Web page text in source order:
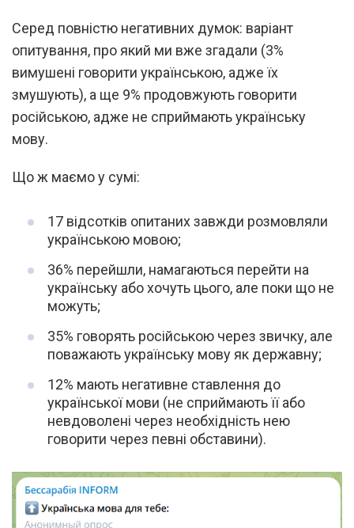
Серед повністю негативних думок: варіант
опитування, про який ми вже згадали (3%
вимушені говорити українською, адже їх
змушують), а ще 9% продовжують говорити
російською, адже не сприймають українську
мову.
Що ж маємо у сумі:
17 відсотків опитаних завжди розмовляли
українською мовою;
36% перейшли, намагаються перейти на
українську або хочуть цього, але поки що не
можуть;
35% говорять російською через звичку, але
поважають українську мову як державну;
12% мають негативне ставлення до
української мови (не сприймають її або
невдоволені через необхідність нею
говорити через певні обставини).